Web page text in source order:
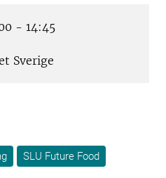
- 14:45
Sverige
SLU Future Food